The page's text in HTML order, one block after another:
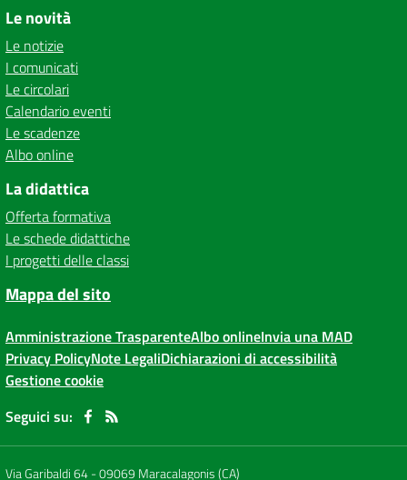
Le novità
Le notizie
I comunicati
Le circolari
Calendario eventi
Le scadenze
Albo online
La didattica
Offerta formativa
Le schede didattiche
I progetti delle classi
Mappa del sito
Amministrazione TrasparenteAlbo onlineInvia una MAD
Privacy PolicyNote LegaliDichiarazioni di accessibilità
Gestione cookie
Seguici su:
Via Garibaldi 64-09069 Maracalagonis (CA)